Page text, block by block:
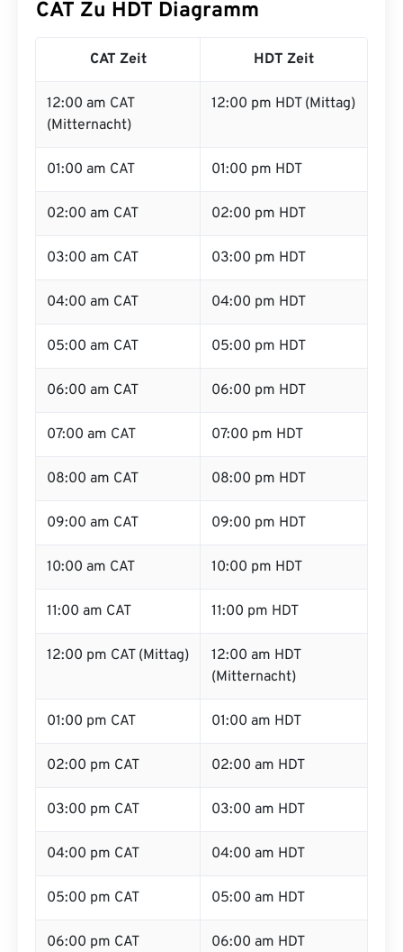
CAT Zu HDT Diagramm
CAT Zeit HDT Zeit
12:00 am CAT
(Mitternacht)
12:00 pm HDT (Mittag)
01:00 am CAT 01:00 pm HDT
02:00 am CAT 02:00 pm HDT
03:00 am CAT 03:00 pm HDT
04:00 am CAT 04:00 pm HDT
05:00 am CAT 05:00 pm HDT
06:00 am CAT 06:00 pm HDT
07:00 am CAT 07:00 pm HDT
08:00 am CAT 08:00 pm HDT
09:00 am CAT 09:00 pm HDT
10:00 am CAT 10:00 pm HDT
11:00 am CAT 11:00 pm HDT
12:00 pm CAT (Mittag)
12:00 am HDT
(Mitternacht)
01:00 pm CAT 01:00 am HDT
02:00 pm CAT 02:00 am HDT
03:00 pm CAT 03:00 am HDT
04:00 pm CAT 04:00 am HDT
05:00 pm CAT 05:00 am HDT
06:00 pm CAT 06:00 am HDT